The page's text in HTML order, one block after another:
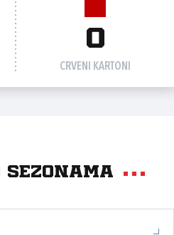
0
CRVENI KARTONI